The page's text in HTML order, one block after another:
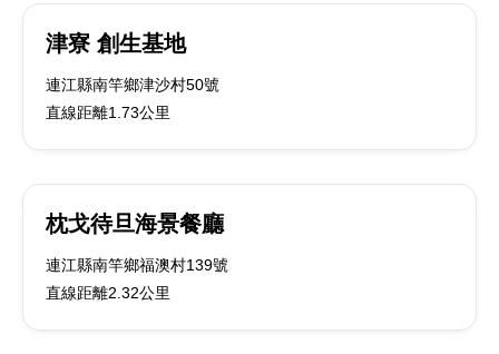
津寮 創生基地
連江縣南竿鄉津沙村50號
直線距離1.73公里
枕戈待旦海景餐廳
連江縣南竿鄉福澳村139號
直線距離2.32公里